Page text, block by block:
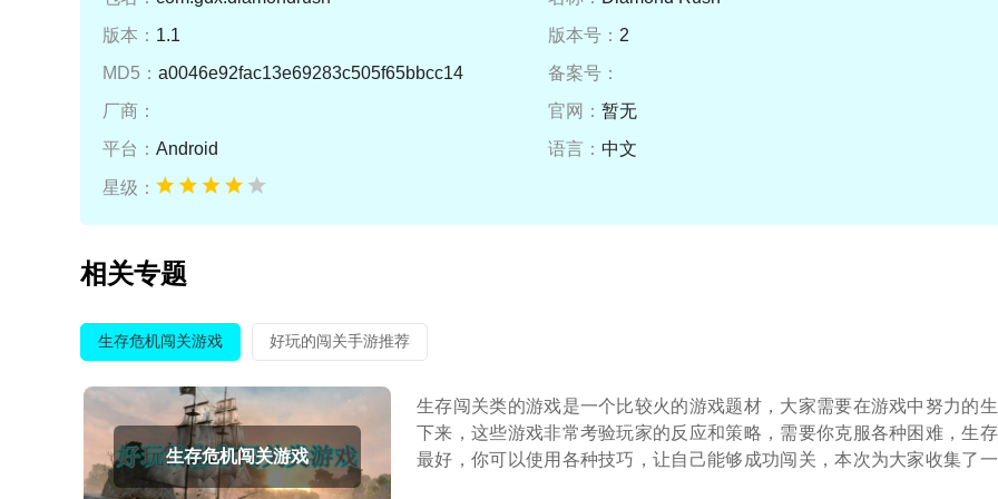
版本： 1.1 版本号： 2
MD5： a0046e92fac13e69283c505f65bbcc14
备案号：
厂商：
官网： 暂无
平台： Android 语言： 中文
星级：
相关专题
生存危机闯关游戏 好玩的闯关手游推荐
生存危机闯关游戏
生存闯关类的游戏是一个比较火的游戏题材，大家需要在游戏中努力的
下来，这些游戏非常考验玩家的反应和策略，需要你克服各种困难，生存
最好，你可以使用各种技巧，让自己能够成功闯关，本次为大家收集了